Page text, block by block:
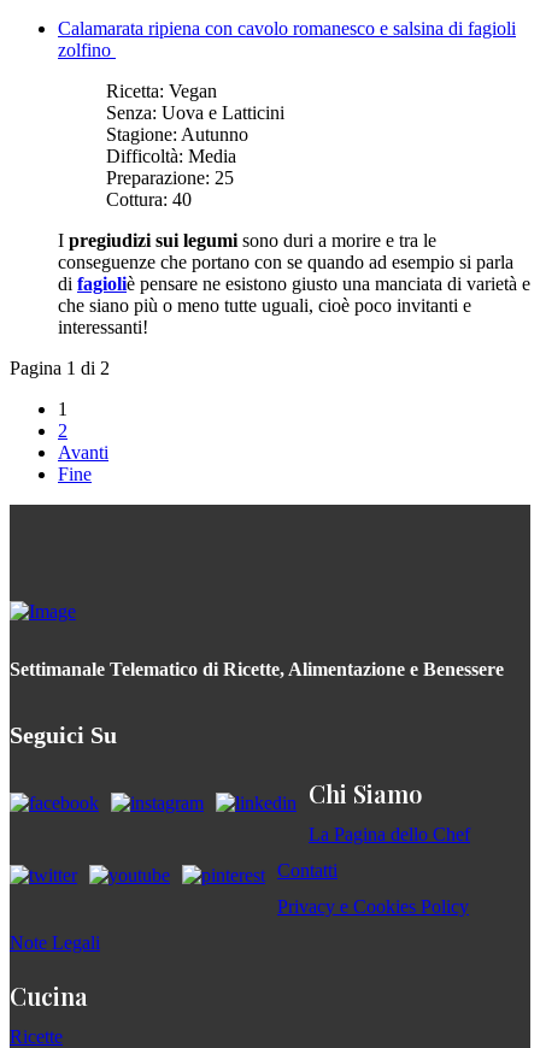
Calamarata ripiena con cavolo romanesco e salsina di fagioli
zolfino
Ricetta: Vegan
Senza: Uova e Latticini
Stagione: Autunno
Difficoltà: Media
Preparazione: 25
Cottura: 40
I pregiudizi sui legumi sono duri a morire e tra le
conseguenze che portano con se quando ad esempio si parla
di fagioliè pensare ne esistono giusto una manciata di varietà e
che siano più o meno tutte uguali, cioè poco invitanti e
interessanti!
Pagina 1 di 2
1
2
Avanti
Fine
Settimanale Telematico di Ricette, Alimentazione e Benessere
Seguici Su
Chi Siamo
La Pagina dello Chef
Contatti
Privacy e Cookies Policy
Note Legali
Cucina
Ricette